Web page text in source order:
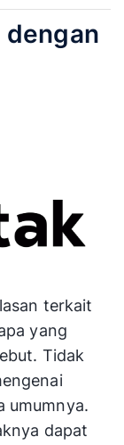
dengan
terkait
yang
Tidak
umumnya.
dapat